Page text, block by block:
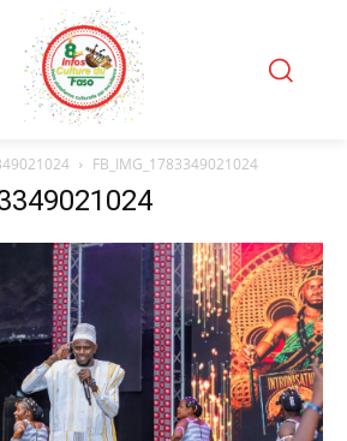
FB_IMG_1783349021024